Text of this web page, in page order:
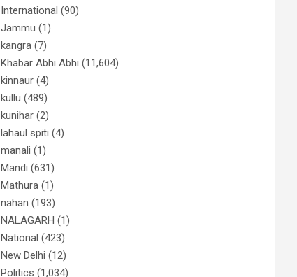
International (90)
Jammu (1)
kangra (7)
Khabar Abhi Abhi (11,604)
kinnaur (4)
kullu (489)
kunihar (2)
lahaul spiti (4)
manali (1)
Mandi (631)
Mathura (1)
nahan (193)
NALAGARH (1)
National (423)
New Delhi (12)
Politics (1,034)